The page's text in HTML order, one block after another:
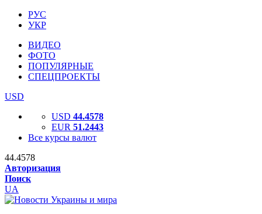
РУС
УКР
ВИДЕО
ФОТО
ПОПУЛЯРНЫЕ
СПЕЦПРОЕКТЫ
USD
USD 44.4578
EUR 51.2443
Все курсы валют
44.4578
Авторизация
Поиск
UA